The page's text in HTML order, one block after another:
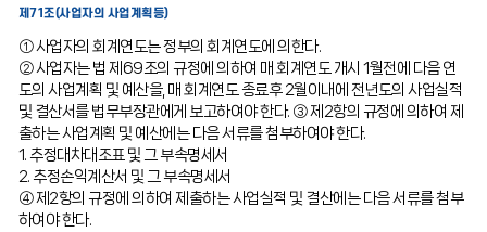
제71조(사업자의 사업계획등)
① 사업자의 회계연도는 정부의 회계연도에 의한다.
② 사업자는 법 제69조의 규정에 의하여 매 회계연도 개시 1월전에 다음 연
도의 사업계획 및 예산을, 매 회계연도 종료후 2월이내에 전년도의 사업실적
및 결산서를 법무부장관에게 보고하여야 한다. ③ 제2항의 규정에 의하여 제
출하는 사업계획 및 예산에는 다음 서류를 첨부하여야 한다.
1. 추정대차대조표 및 그 부속명세서
2. 추정손익계산서 및 그 부속명세서
④ 제2항의 규정에 의하여 제출하는 사업실적 및 결산에는 다음 서류를 첨부
하여야 한다.